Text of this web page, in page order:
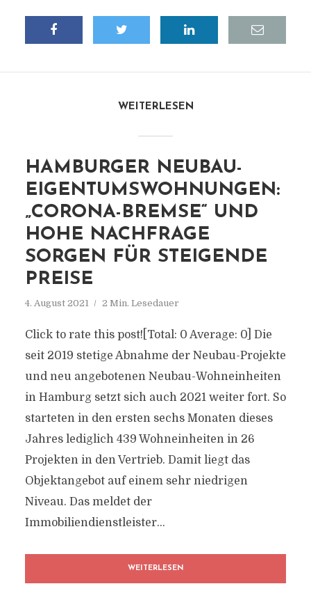
WEITERLESEN
HAMBURGER NEUBAU-
EIGENTUMSWOHNUNGEN:
„CORONA-BREMSE“ UND
HOHE NACHFRAGE
SORGEN FÜR STEIGENDE
PREISE
4. August 2021 2 Min. Lesedauer
Click to rate this post![Total: 0 Average: 0] Die
seit 2019 stetige Abnahme der Neubau-Projekte
und neu angebotenen Neubau-Wohneinheiten
in Hamburg setzt sich auch 2021 weiter fort. So
starteten in den ersten sechs Monaten dieses
Jahres lediglich 439 Wohneinheiten in 26
Projekten in den Vertrieb. Damit liegt das
Objektangebot auf einem sehr niedrigen
Niveau. Das meldet der
Immobiliendienstleister...
WEITERLESEN